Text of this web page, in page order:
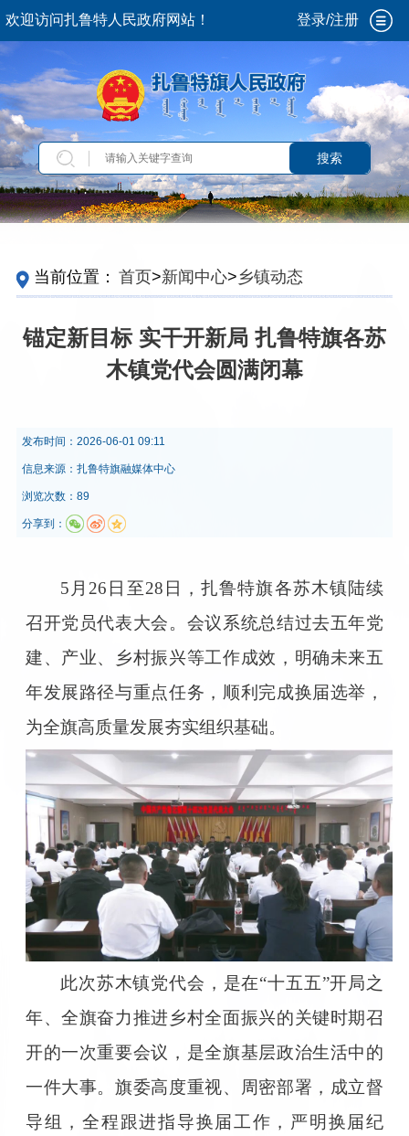
欢迎访问扎鲁特人民政府网站！ 登录/注册
搜索
当前位置： 首页>新闻中心>乡镇动态
锚定新目标 实干开新局 扎鲁特旗各苏
木镇党代会圆满闭幕
发布时间： 2026-06-01 09:11
信息来源： 扎鲁特旗融媒体中心
浏览次数：89
分享到：
5月26日至28日，扎鲁特旗各苏木镇陆续
召开党员代表大会。会议系统总结过去五年党
建、产业、乡村振兴等工作成效，明确未来五
年发展路径与重点任务，顺利完成换届选举，
为全旗高质量发展夯实组织基础。
此次苏木镇党代会，是在“十五五”开局之
年、全旗奋力推进乡村全面振兴的关键时期召
开的一次重要会议，是全旗基层政治生活中的
一件大事。旗委高度重视、周密部署，成立督
导组，全程跟进指导换届工作，严明换届纪